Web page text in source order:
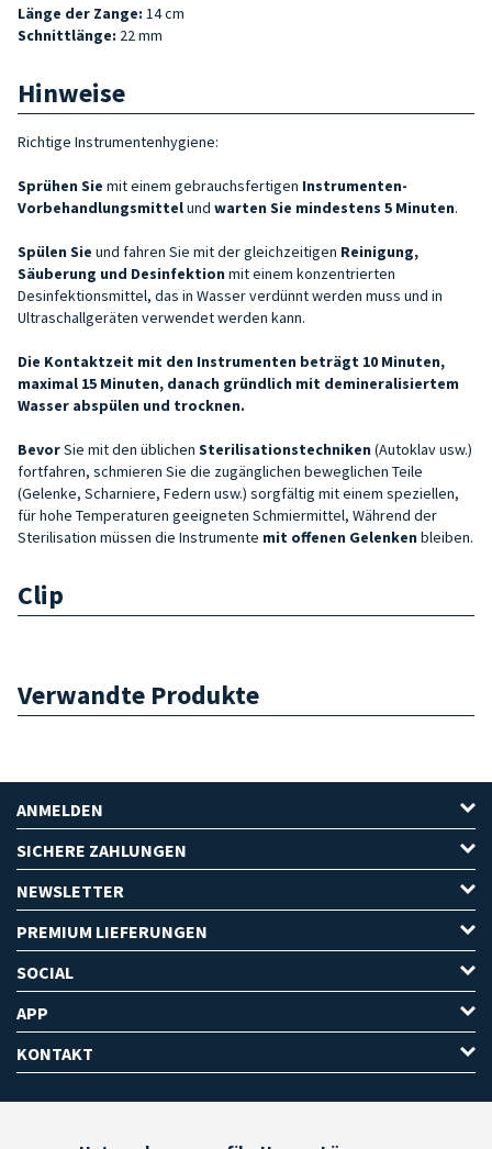
Länge der Zange: 14 cm
Schnittlänge: 22 mm
Hinweise
Richtige Instrumentenhygiene:
Sprühen Sie mit einem gebrauchsfertigen Instrumenten-
Vorbehandlungsmittelund warten Sie mindestens 5 Minuten.
Spülen Sie und fahren Sie mit der gleichzeitigen Reinigung,
Säuberung und Desinfektion mit einem konzentrierten
Desinfektionsmittel, das in Wasser verdünnt werden muss und in
Ultraschallgeräten verwendet werden kann.
Die Kontaktzeit mit den Instrumenten beträgt 10 Minuten,
maximal 15 Minuten, danach gründlich mit demineralisiertem
Wasser abspülen und trocknen.
BevorSie mit den üblichen Sterilisationstechniken (Autoklav usw.)
fortfahren, schmieren Sie die zugänglichen beweglichen Teile
(Gelenke, Scharniere, Federn usw.) sorgfältig mit einem speziellen,
für hohe Temperaturen geeigneten Schmiermittel, Während der
Sterilisation müssen die Instrumente mit offenen Gelenken bleiben.
Clip
Verwandte Produkte
ANMELDEN
SICHERE ZAHLUNGEN
NEWSLETTER
PREMIUM LIEFERUNGEN
SOCIAL
APP
KONTAKT